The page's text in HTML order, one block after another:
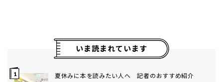
いま読まれています
夏休みに本を読みたい人へ 記者のおすすめ紹介